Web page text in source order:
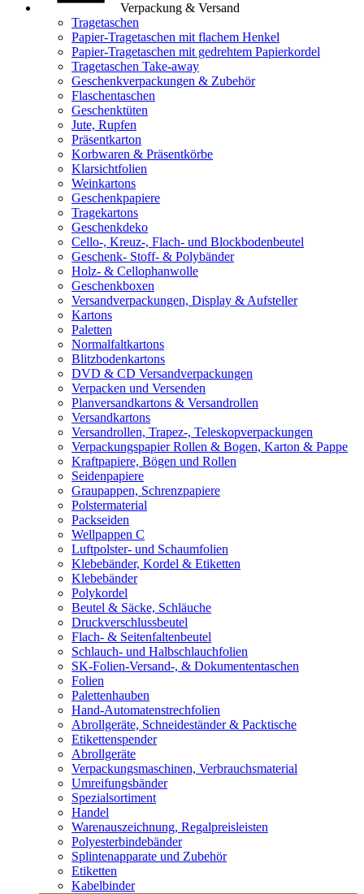
Verpackung & Versand
Tragetaschen
Papier-Tragetaschen mit flachem Henkel
Papier-Tragetaschen mit gedrehtem Papierkordel
Tragetaschen Take-away
Geschenkverpackungen & Zubehör
Flaschentaschen
Geschenktüten
Jute, Rupfen
Präsentkarton
Korbwaren & Präsentkörbe
Klarsichtfolien
Weinkartons
Geschenkpapiere
Tragekartons
Geschenkdeko
Cello-, Kreuz-, Flach- und Blockbodenbeutel
Geschenk- Stoff- & Polybänder
Holz- & Cellophanwolle
Geschenkboxen
Versandverpackungen, Display & Aufsteller
Kartons
Paletten
Normalfaltkartons
Blitzbodenkartons
DVD & CD Versandverpackungen
Verpacken und Versenden
Planversandkartons & Versandrollen
Versandkartons
Versandrollen, Trapez-, Teleskopverpackungen
Verpackungspapier Rollen & Bogen, Karton & Pappe
Kraftpapiere, Bögen und Rollen
Seidenpapiere
Graupappen, Schrenzpapiere
Polstermaterial
Packseiden
Wellpappen C
Luftpolster- und Schaumfolien
Klebebänder, Kordel & Etiketten
Klebebänder
Polykordel
Beutel & Säcke, Schläuche
Druckverschlussbeutel
Flach- & Seitenfaltenbeutel
Schlauch- und Halbschlauchfolien
SK-Folien-Versand-, & Dokumententaschen
Folien
Palettenhauben
Hand-Automatenstrechfolien
Abrollgeräte, Schneideständer & Packtische
Etikettenspender
Abrollgeräte
Verpackungsmaschinen, Verbrauchsmaterial
Umreifungsbänder
Spezialsortiment
Handel
Warenauszeichnung, Regalpreisleisten
Polyesterbindebänder
Splintenapparate und Zubehör
Etiketten
Kabelbinder